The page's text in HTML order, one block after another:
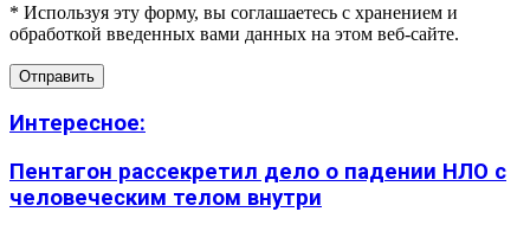
* Используя эту форму, вы соглашаетесь с хранением и
обработкой введенных вами данных на этом веб-сайте.
Интересное:
Пентагон рассекретил дело о падении НЛО с
человеческим телом внутри